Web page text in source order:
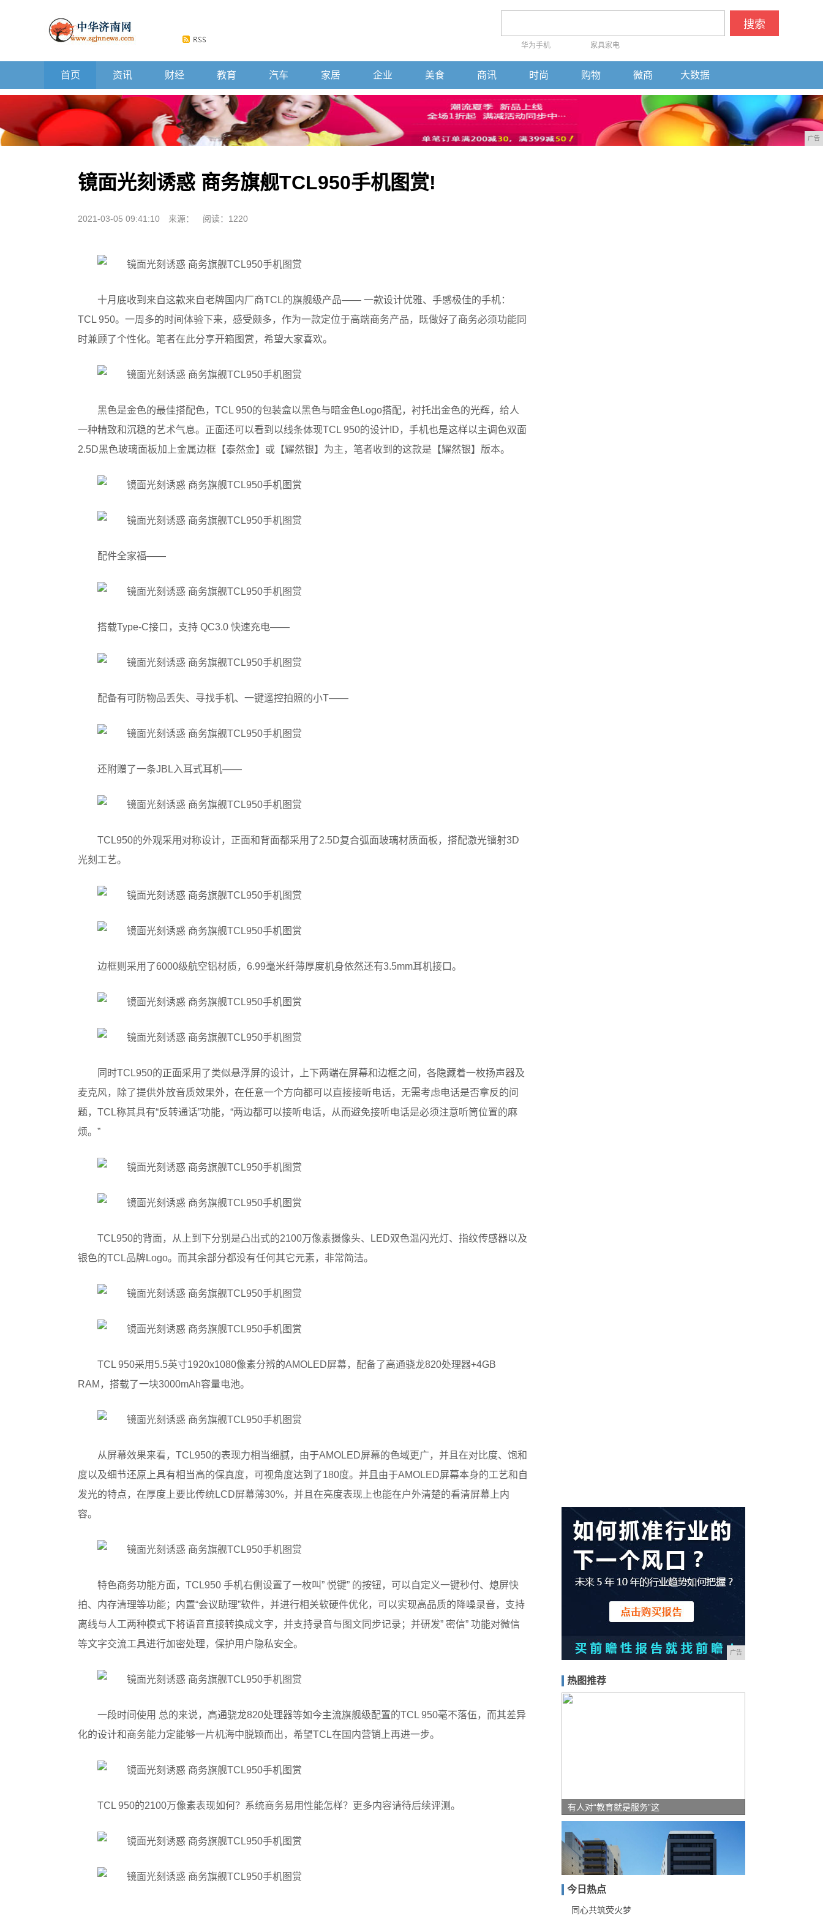
搜索
华为手机 家具家电
首页 资讯 财经 教育 汽车 家居 企业 美食 商讯 时尚 购物 微商 大数据
广告
镜面光刻诱惑 商务旗舰TCL950手机图赏!
2021-03-05 09:41:10 来源： 阅读：1220
十月底收到来自这款来自老牌国内厂商TCL的旗舰级产品—— 一款设计优雅、手感极佳的手机：
TCL 950。一周多的时间体验下来，感受颇多，作为一款定位于高端商务产品，既做好了商务必须功能同
时兼顾了个性化。笔者在此分享开箱图赏，希望大家喜欢。
黑色是金色的最佳搭配色，TCL 950的包装盒以黑色与暗金色Logo搭配，衬托出金色的光辉，给人
一种精致和沉稳的艺术气息。正面还可以看到以线条体现TCL 950的设计ID，手机也是这样以主调色双面
2.5D黑色玻璃面板加上金属边框【泰然金】或【耀然银】为主，笔者收到的这款是【耀然银】版本。
配件全家福——
搭载Type-C接口，支持 QC3.0 快速充电——
配备有可防物品丢失、寻找手机、一键遥控拍照的小T——
还附赠了一条JBL入耳式耳机——
TCL950的外观采用对称设计，正面和背面都采用了2.5D复合弧面玻璃材质面板，搭配激光镭射3D
光刻工艺。
边框则采用了6000级航空铝材质，6.99毫米纤薄厚度机身依然还有3.5mm耳机接口。
同时TCL950的正面采用了类似悬浮屏的设计，上下两端在屏幕和边框之间，各隐藏着一枚扬声器及
麦克风，除了提供外放音质效果外，在任意一个方向都可以直接接听电话，无需考虑电话是否拿反的问
题，TCL称其具有“反转通话”功能，“两边都可以接听电话，从而避免接听电话是必须注意听筒位置的麻
烦。”
TCL950的背面，从上到下分别是凸出式的2100万像素摄像头、LED双色温闪光灯、指纹传感器以及
银色的TCL品牌Logo。而其余部分都没有任何其它元素，非常简洁。
TCL 950采用5.5英寸1920x1080像素分辨的AMOLED屏幕，配备了高通骁龙820处理器+4GB
RAM，搭载了一块3000mAh容量电池。
从屏幕效果来看，TCL950的表现力相当细腻，由于AMOLED屏幕的色域更广，并且在对比度、饱和
度以及细节还原上具有相当高的保真度，可视角度达到了180度。并且由于AMOLED屏幕本身的工艺和自
发光的特点，在厚度上要比传统LCD屏幕薄30%，并且在亮度表现上也能在户外清楚的看清屏幕上内
容。
特色商务功能方面，TCL950 手机右侧设置了一枚叫” 悦键” 的按钮，可以自定义一键秒付、熄屏快
拍、内存清理等功能；内置“会议助理”软件，并进行相关软硬件优化，可以实现高品质的降噪录音，支持
离线与人工两种模式下将语音直接转换成文字，并支持录音与图文同步记录；并研发” 密信” 功能对微信
等文字交流工具进行加密处理，保护用户隐私安全。
一段时间使用 总的来说，高通骁龙820处理器等如今主流旗舰级配置的TCL 950毫不落伍，而其差异
化的设计和商务能力定能够一片机海中脱颖而出，希望TCL在国内营销上再进一步。
TCL 950的2100万像素表现如何？系统商务易用性能怎样？更多内容请待后续评测。
广告
热图推荐
有人对“教育就是服务”这
今日热点
同心共筑荧火梦